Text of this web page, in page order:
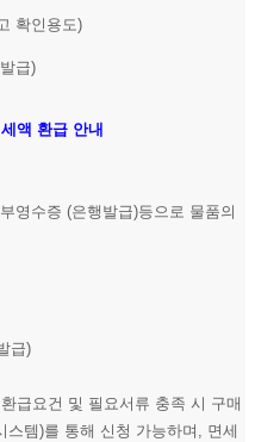
확인용도)
급)
액 환급 안내
수증 (은행발급)등으로 물품의
급)
급요건 및 필요서류 충족 시 구매
템)를 통해 신청 가능하며, 면세